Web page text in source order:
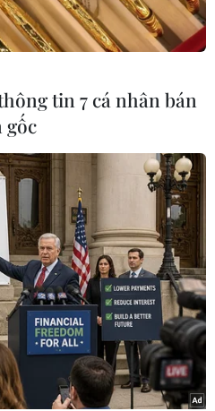
tin 7 cá nhân bán
gốc